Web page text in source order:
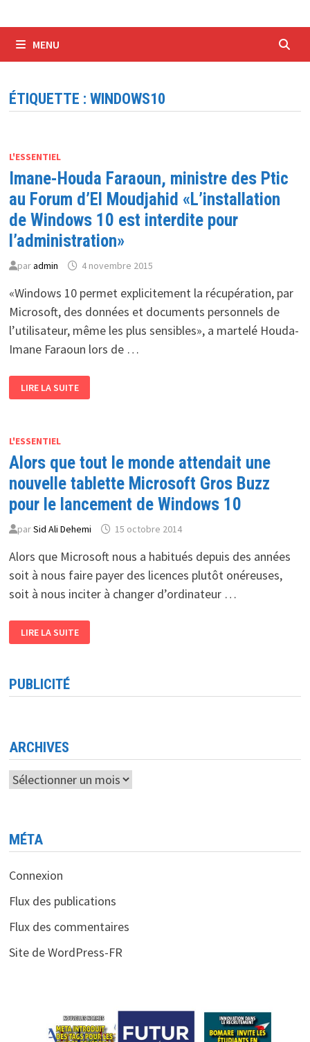
MENU
ÉTIQUETTE : WINDOWS10
L'ESSENTIEL
Imane-Houda Faraoun, ministre des Ptic
au Forum d’El Moudjahid «L’installation
de Windows 10 est interdite pour
l’administration»
paradmin 4 novembre 2015
«Windows 10 permet explicitement la récupération, par
Microsoft, des données et documents personnels de
l’utilisateur, même les plus sensibles», a martelé Houda-
Imane Faraoun lors de …
HOUDA
FARAOUN,
AU
D’EL
MOUDJAHID
«L’INSTALLATION
DE
WINDOWS
10
INTERDITE
POUR
LIRE LA SUITE
L'ESSENTIEL
Alors que tout le monde attendait une
nouvelle tablette Microsoft Gros Buzz
pour le lancement de Windows 10
parSid Ali Dehemi 15 octobre 2014
Alors que Microsoft nous a habitués depuis des années
soit à nous faire payer des licences plutôt onéreuses,
soit à nous inciter à changer d’ordinateur …
QUE
TOUT
ATTENDAIT
UNE
NOUVELLE
POUR
LE
LANCEMENT
DE
WINDOWS
10
LIRE LA SUITE
PUBLICITÉ
ARCHIVES
Archives
MÉTA
Connexion
Flux des publications
Flux des commentaires
Site de WordPress-FR